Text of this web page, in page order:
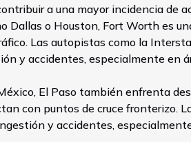
a una mayor incidencia de
Dallas o Houston, Fort Worth es
Las autopistas como la
y accidentes, especialmente en
El Paso también enfrenta
con puntos de cruce fronterizo.
y accidentes,